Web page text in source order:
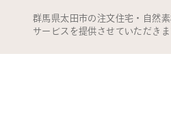
群馬県太田市の注文住宅・自然
サービスを提供させていただき